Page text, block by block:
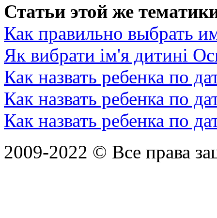
Статьи этой же
Как правильно выбрать
Як вибрати ім'я дитині
Как назвать ребенка по
Как назвать ребенка по
Как назвать ребенка по
2009-2022 © Все права